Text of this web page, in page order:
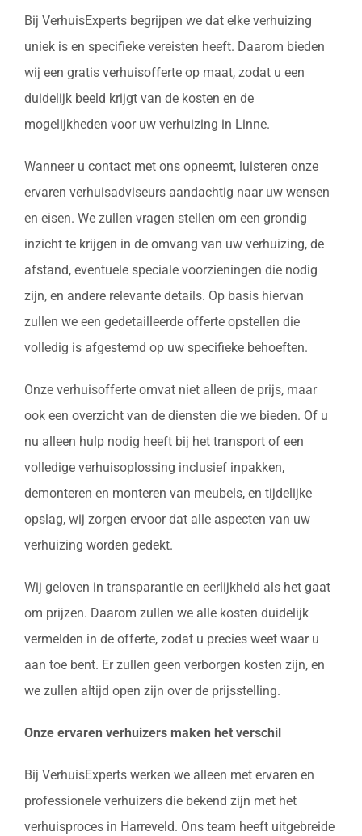
Bij VerhuisExperts begrijpen we dat elke verhuizing
uniek is en specifieke vereisten heeft. Daarom bieden
wij een gratis verhuisofferte op maat, zodat u een
duidelijk beeld krijgt van de kosten en de
mogelijkheden voor uw verhuizing in Linne.
Wanneer u contact met ons opneemt, luisteren onze
ervaren verhuisadviseurs aandachtig naar uw wensen
en eisen. We zullen vragen stellen om een grondig
inzicht te krijgen in de omvang van uw verhuizing, de
afstand, eventuele speciale voorzieningen die nodig
zijn, en andere relevante details. Op basis hiervan
zullen we een gedetailleerde offerte opstellen die
volledig is afgestemd op uw specifieke behoeften.
Onze verhuisofferte omvat niet alleen de prijs, maar
ook een overzicht van de diensten die we bieden. Of u
nu alleen hulp nodig heeft bij het transport of een
volledige verhuisoplossing inclusief inpakken,
demonteren en monteren van meubels, en tijdelijke
opslag, wij zorgen ervoor dat alle aspecten van uw
verhuizing worden gedekt.
Wij geloven in transparantie en eerlijkheid als het gaat
om prijzen. Daarom zullen we alle kosten duidelijk
vermelden in de offerte, zodat u precies weet waar u
aan toe bent. Er zullen geen verborgen kosten zijn, en
we zullen altijd open zijn over de prijsstelling.
Onze ervaren verhuizers maken het verschil
Bij VerhuisExperts werken we alleen met ervaren en
professionele verhuizers die bekend zijn met het
verhuisproces in Harreveld. Ons team heeft uitgebreide